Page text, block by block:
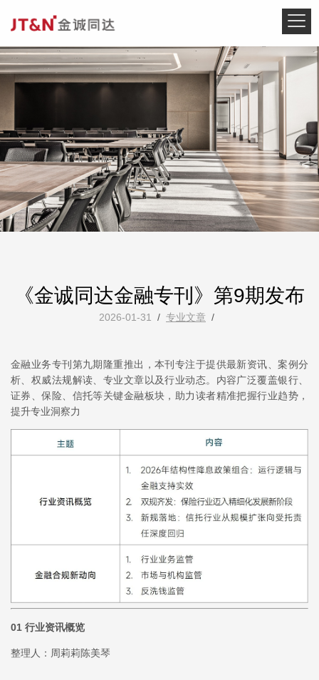
《金诚同达金融专刊》第9期发布
2026-01-31 / 专业文章 /
金融业务专刊第九期隆重推出，本刊专注于提供最新资讯、案例分
析、权威法规解读、专业文章以及行业动态。内容广泛覆盖银行、
证券、保险、信托等关键金融板块，助力读者精准把握行业趋势，
提升专业洞察力
01 行业资讯概览
整理人：周莉莉陈美琴